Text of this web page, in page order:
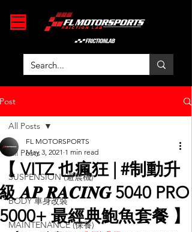
Post
All Posts
SUSPENSION (避震機)
BODY 車身改裝
MAINTENANCE (保養)
All Posts
【 VITZ 也瘋狂 | #制動升
級 𝑨𝑷 𝑹𝑨𝑪𝑰𝑵𝑮 5040 PRO
5000+ 最經典鮑魚套餐 】
FL MOTORSPORTS
May 3, 2021 1 min read